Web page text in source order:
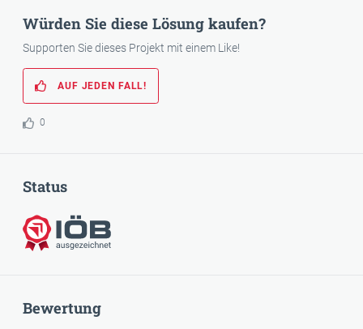
Würden Sie diese Lösung kaufen?
Supporten Sie dieses Projekt mit einem Like!
AUF JEDEN FALL!
0
Status
IÖB-ausgezeichnet
Bewertung